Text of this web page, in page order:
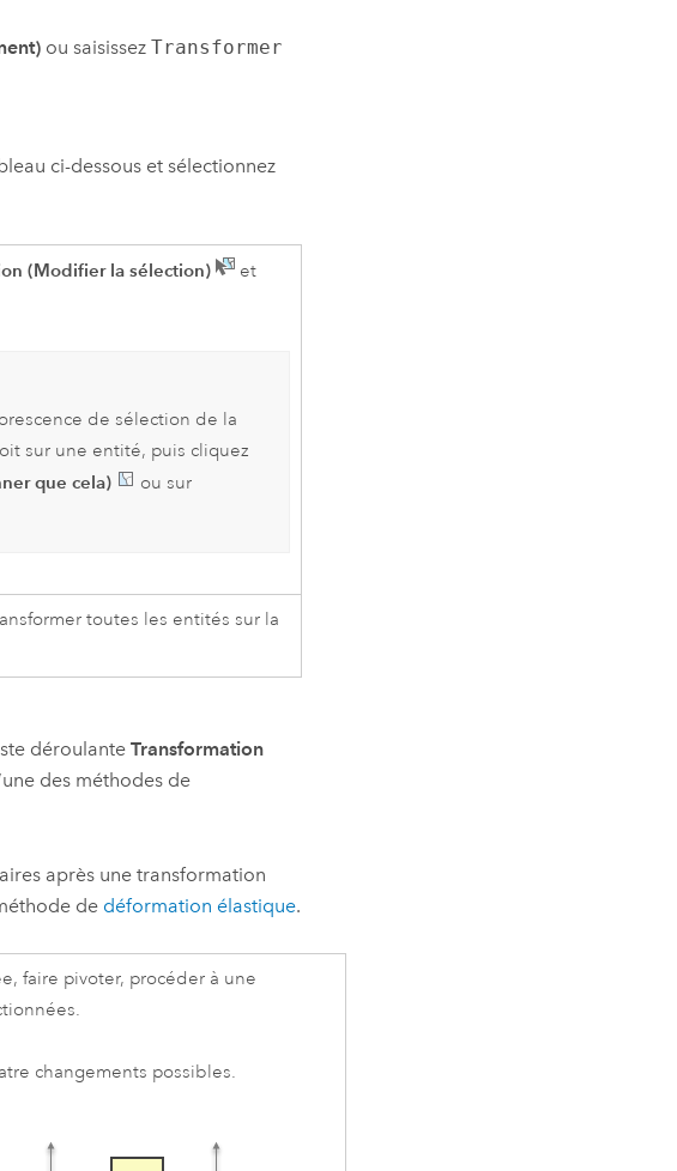
ou saisissezTransformer
ci-dessous et sélectionnez
(Modifier la sélection)
et
de sélection de la
sur une entité, puis cliquez
que cela)
ou sur
toutes les entités sur la
déroulanteTransformation
des méthodes de
après une transformation
de déformation élastique.
faire pivoter, procéder à une
changements possibles.